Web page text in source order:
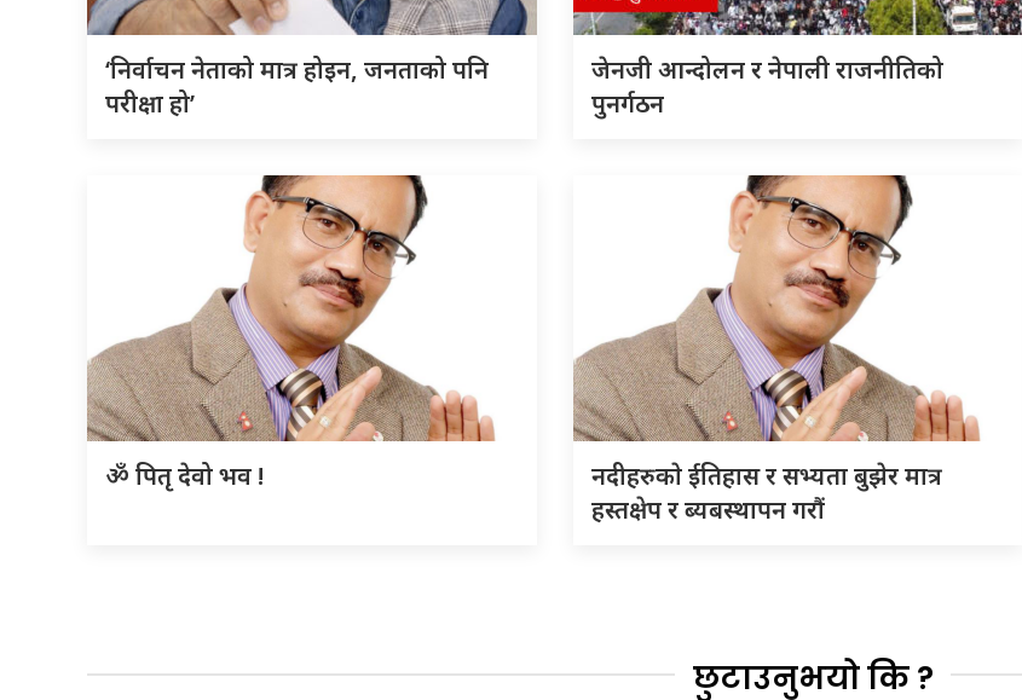
‘निर्वाचन नेताको मात्र होइन, जनताको पनि
परीक्षा हो’
जेनजी आन्दोलन र नेपाली राजनीतिको
पुनर्गठन
ॐ पितृ देवो भव !
नदीहरुकाे ईतिहास र सभ्यता बुझेर मात्र
हस्तक्षेप र ब्यबस्थापन गराैं
छुटाउनुभयो कि ?